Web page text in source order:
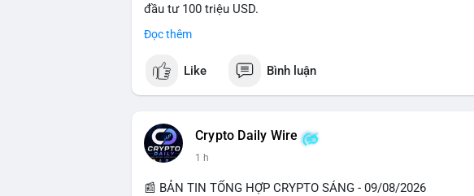
đầu tư 100 triệu USD.
- Pháp lý: CEO Coinbase thúc đẩy khung pháp lý tại Davos;
#binancesquare #cryptonews
$btc $eth $sol $xrp
#vlikevn #titanbot
📰 Nguồn: Decrypt
Đọc thêm
Like Bình luận
Crypto Daily Wire
1 h
📰 BẢN TIN TỔNG HỢP CRYPTO SÁNG - 09/08/2026